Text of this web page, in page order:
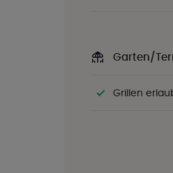
Garten/
Grillen